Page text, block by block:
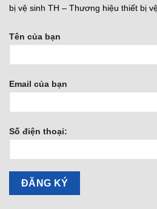
bị vệ sinh TH – Thương hiệu thiết bị
Tên của bạn
Email của bạn
Số điện thoại: